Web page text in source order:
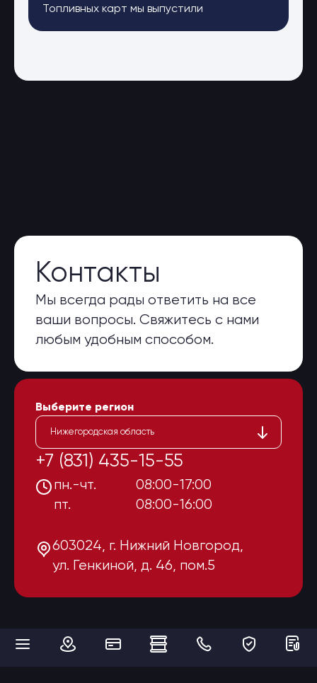
Топливных карт мы выпустили
Контакты
Мы всегда рады ответить на все
ваши вопросы. Свяжитесь с нами
любым удобным способом.
Выберите регион
Нижегородская область
+7 (831) 435-15-55
пн.-чт.
пт.
08:00-17:00
08:00-16:00
603024, г. Нижний Новгород,
ул. Генкиной, д. 46, пом.5